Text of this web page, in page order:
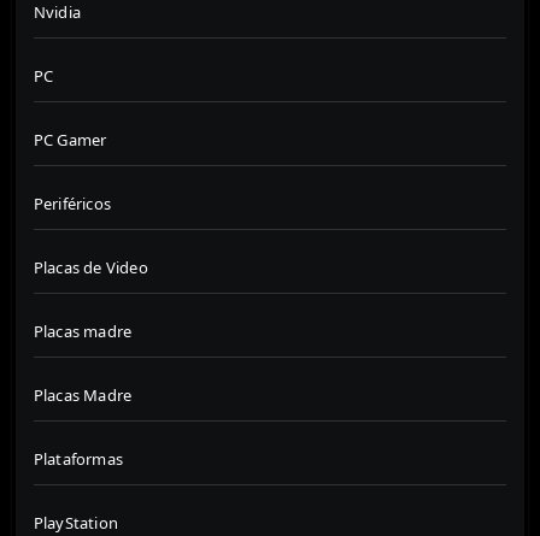
Nvidia
PC
PC Gamer
Periféricos
Placas de Video
Placas madre
Placas Madre
Plataformas
PlayStation